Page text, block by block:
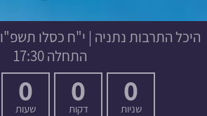
היכל התרבות נתניה | י"ח כסלו תשפ"ו
התחלה 17:30
0
שניות
0
דקות
0
שעות